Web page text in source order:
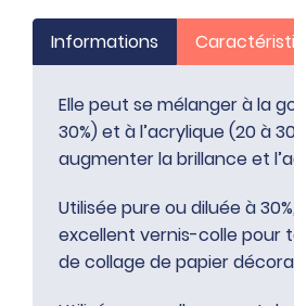
Informations
Elle peut se mélanger à la
30%) et à l’acrylique (20 à
augmenter la brillance et
Utilisée pure ou diluée à
excellent vernis-colle pour
de collage de papier